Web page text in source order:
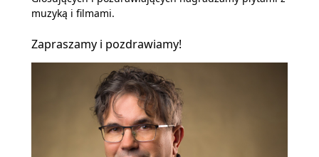
muzyką i filmami.
Zapraszamy i pozdrawiamy!